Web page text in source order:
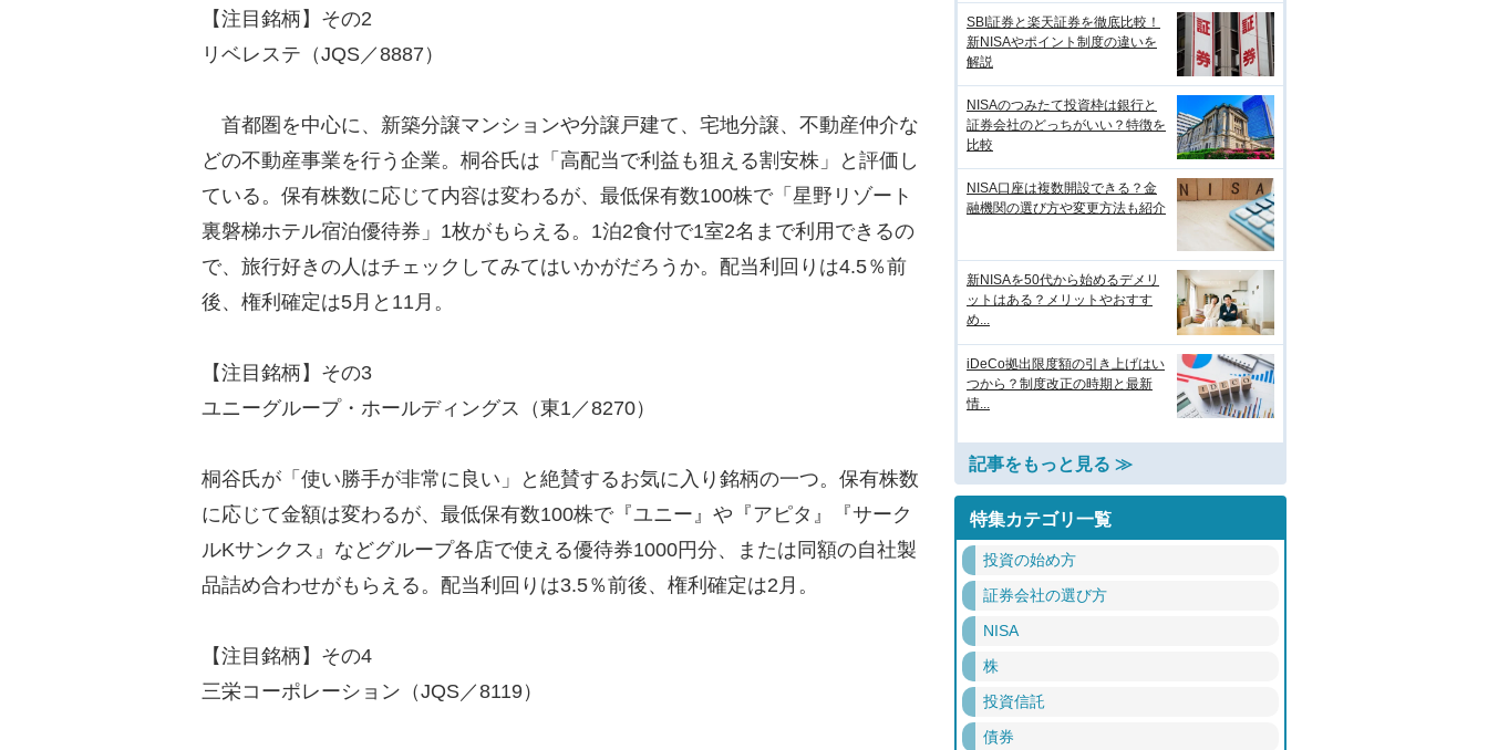
【注目銘柄】その2
リベレステ（JQS／8887）
首都圏を中心に、新築分譲マンションや分譲戸建て、宅地分譲、不動産仲介な
どの不動産事業を行う企業。桐谷氏は「高配当で利益も狙える割安株」と評価し
ている。保有株数に応じて内容は変わるが、最低保有数100株で「星野リゾート
裏磐梯ホテル宿泊優待券」1枚がもらえる。1泊2食付で1室2名まで利用できるの
で、旅行好きの人はチェックしてみてはいかがだろうか。配当利回りは4.5％前
後、権利確定は5月と11月。
【注目銘柄】その3
ユニーグループ・ホールディングス（東1／8270）
桐谷氏が「使い勝手が非常に良い」と絶賛するお気に入り銘柄の一つ。保有株数
に応じて金額は変わるが、最低保有数100株で『ユニー』や『アピタ』『サーク
ルKサンクス』などグループ各店で使える優待券1000円分、または同額の自社製
品詰め合わせがもらえる。配当利回りは3.5％前後、権利確定は2月。
【注目銘柄】その4
三栄コーポレーション（JQS／8119）
SBI証券と楽天証券を徹底比較！
新NISAやポイント制度の違いを
解説
NISAのつみたて投資枠は銀行と
証券会社のどっちがいい？特徴を
比較
NISA口座は複数開設できる？金
融機関の選び方や変更方法も紹介
新NISAを50代から始めるデメリ
ットはある？メリットやおすす
め...
iDeCo拠出限度額の引き上げはい
つから？制度改正の時期と最新
情...
記事をもっと見る ≫
特集カテゴリ一覧
投資の始め方
証券会社の選び方
NISA
株
投資信託
債券